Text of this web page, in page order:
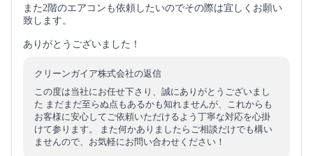
また2階のエアコンも依頼したいのでその際は宜しくお願い
致します。
ありがとうございました！
クリーンガイア株式会社の返信
この度は当社にお任せ下さり、誠にありがとうございまし
た まだまだ至らぬ点もあるかも知れませんが、これからも
お客様に安心してご依頼いただけるよう丁寧な対応を心掛
けて参ります。 また何かありましたらご相談だけでも構い
ませんので、お気軽にお問い合わせください！